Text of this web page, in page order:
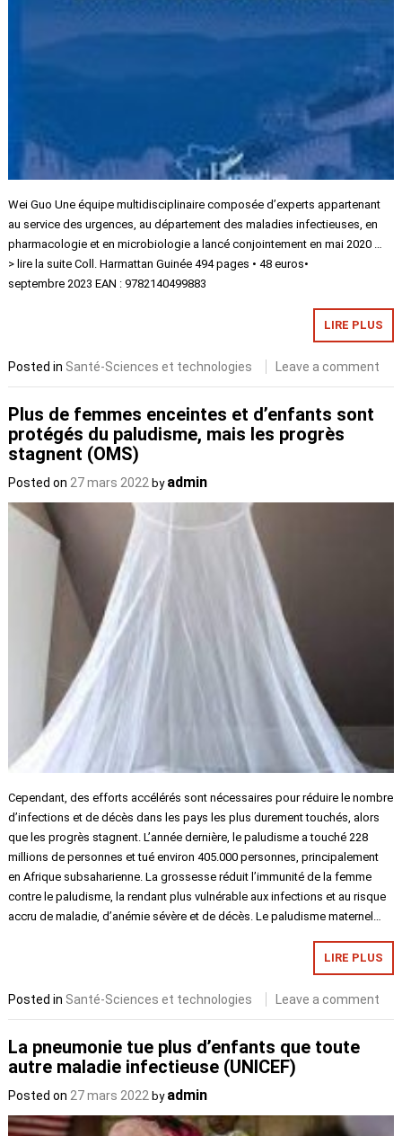
Wei Guo Une équipe multidisciplinaire composée d’experts appartenant
au service des urgences, au département des maladies infectieuses, en
pharmacologie et en microbiologie a lancé conjointement en mai 2020 …
> lire la suite Coll. Harmattan Guinée 494 pages • 48 euros•
septembre 2023 EAN : 9782140499883
LIRE PLUS
Posted in Santé-Sciences et technologies Leave a comment
Plus de femmes enceintes et d’enfants sont
protégés du paludisme, mais les progrès
stagnent (OMS)
Posted on27 mars 2022 by admin
Cependant, des efforts accélérés sont nécessaires pour réduire le nombre
d’infections et de décès dans les pays les plus durement touchés, alors
que les progrès stagnent. L’année dernière, le paludisme a touché 228
millions de personnes et tué environ 405.000 personnes, principalement
en Afrique subsaharienne. La grossesse réduit l’immunité de la femme
contre le paludisme, la rendant plus vulnérable aux infections et au risque
accru de maladie, d’anémie sévère et de décès. Le paludisme maternel…
LIRE PLUS
Posted in Santé-Sciences et technologies Leave a comment
La pneumonie tue plus d’enfants que toute
autre maladie infectieuse (UNICEF)
Posted on 27 mars 2022 by admin